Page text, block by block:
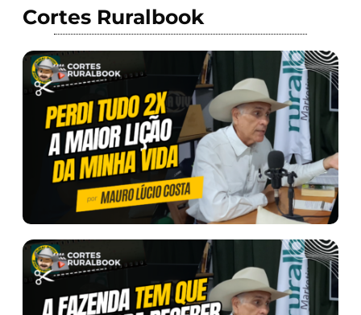
Cortes Ruralbook